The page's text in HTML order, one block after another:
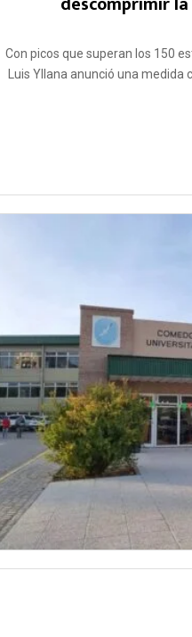
Con picos que superan los 150
Luis Yllana anunció una medida